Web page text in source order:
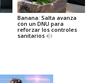
Banana: Salta avanza
con un DNU para
reforzar los controles
sanitarios